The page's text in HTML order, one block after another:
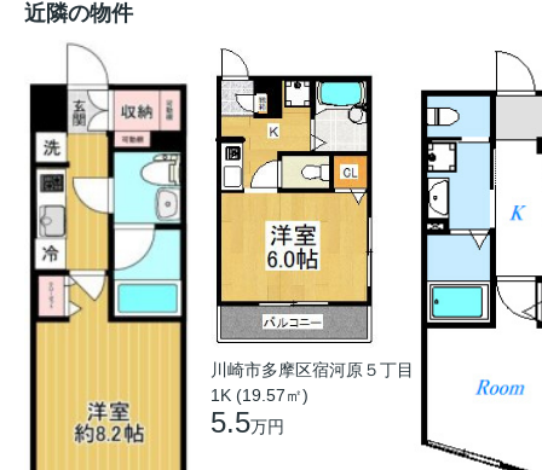
近隣の物件
川崎市多摩区宿河原５丁目
1K (19.57㎡)
5.5万円